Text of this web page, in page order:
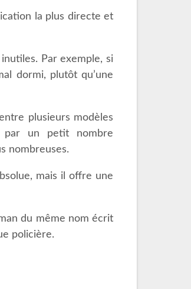
la plus directe et
Par exemple, si
dormi, plutôt qu’une
plusieurs modèles
par un petit nombre
nombreuses.
mais il offre une
du même nom écrit
policière.